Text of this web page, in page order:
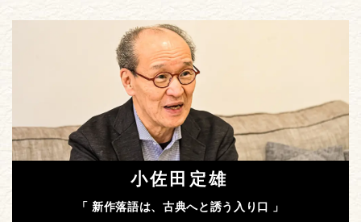
小佐田定雄
「 新作落語は、古典へと誘う入り口 」